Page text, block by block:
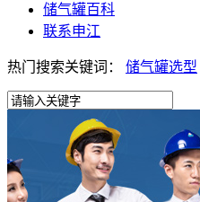
储气罐百科
联系申江
热门搜索关键词： 储气罐选型